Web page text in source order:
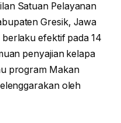
Satuan Pelayanan
Gresik, Jawa
efektif pada 14
penyajian kelapa
program Makan
oleh